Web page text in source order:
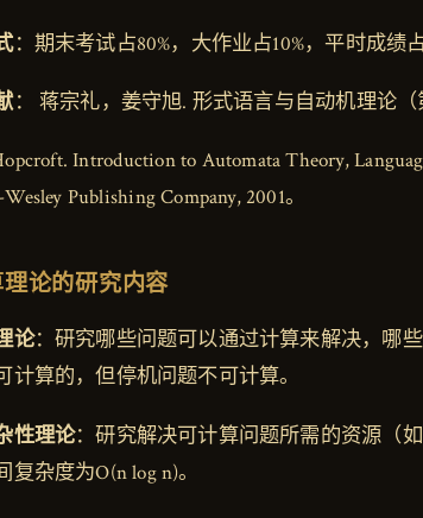
：期末考试占80%，大作业占10%，平时成绩占
： 蒋宗礼，姜守旭. 形式语言与自动机理论（
Introduction to Automata Theory,
Publishing Company, 2001。
论的研究内容
论：研究哪些问题可以通过计算来解决，哪
计算的，但停机问题不可计算。
性理论：研究解决可计算问题所需的资源（
复杂度为O(n log n)。